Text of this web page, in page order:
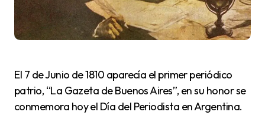
El 7 de Junio de 1810 aparecía el primer periódico
patrio, “La Gazeta de Buenos Aires”, en su honor se
conmemora hoy el Día del Periodista en Argentina.